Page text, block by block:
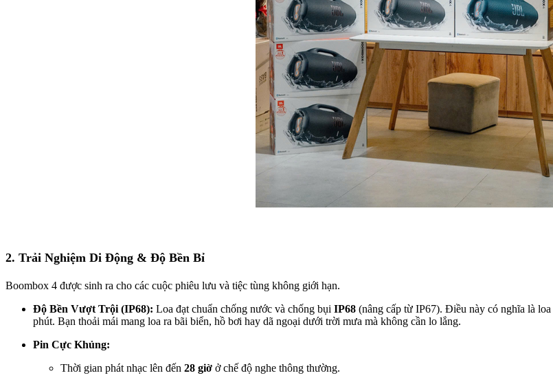
2. Trải Nghiệm Di Động & Độ Bền Bỉ
Boombox 4 được sinh ra cho các cuộc phiêu lưu và tiệc tùng không giới hạn.
Độ Bền Vượt Trội (IP68): Loa đạt chuẩn chống nước và chống bụi IP68 (nâng cấp từ IP67). Điều này có nghĩa là loa
phút. Bạn thoải mái mang loa ra bãi biển, hồ bơi hay dã ngoại dưới trời mưa mà không cần lo lắng.
Pin Cực Khủng:
Thời gian phát nhạc lên đến 28 giờ ở chế độ nghe thông thường.